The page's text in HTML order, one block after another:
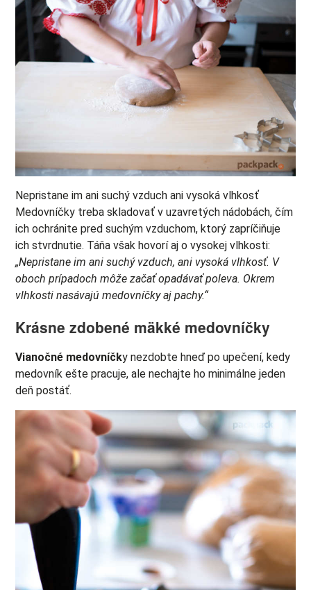
Nepristane im ani suchý vzduch ani vysoká vlhkosť
Medovníčky treba skladovať v uzavretých nádobách, čím
ich ochránite pred suchým vzduchom, ktorý zapríčiňuje
ich stvrdnutie. Táňa však hovorí aj o vysokej vlhkosti:
„Nepristane im ani suchý vzduch, ani vysoká vlhkosť. V
oboch prípadoch môže začať opadávať poleva. Okrem
vlhkosti nasávajú medovníčky aj pachy.“
Krásne zdobené mäkké medovníčky
Vianočné medovníčky nezdobte hneď po upečení, kedy
medovník ešte pracuje, ale nechajte ho minimálne jeden
deň postáť.